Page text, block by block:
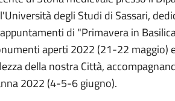
degli Studi di Sassari,
di "Primavera in
aperti 2022 (21-22 maggio)
della nostra Città,
2022 (4-5-6 giugno).